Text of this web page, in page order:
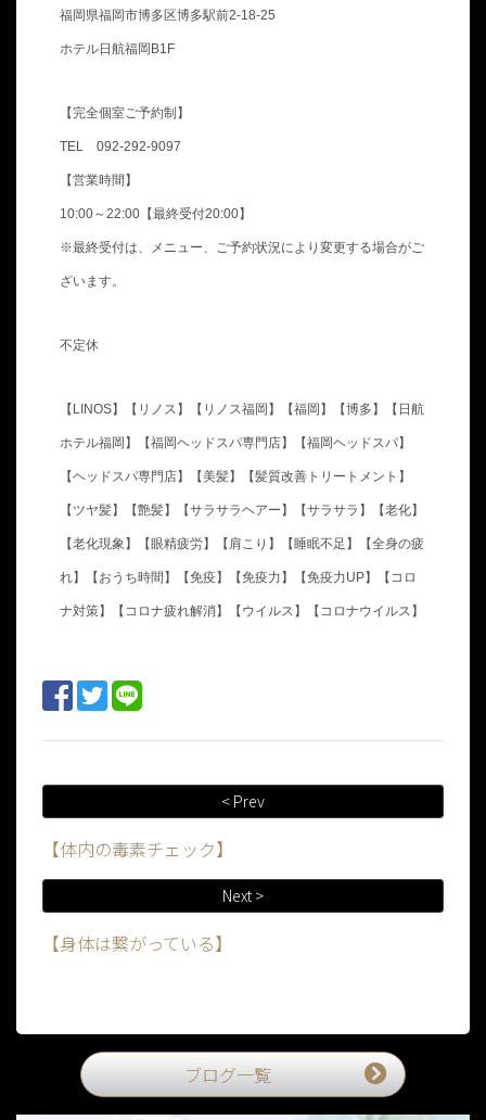
福岡県福岡市博多区博多駅前2-18-25
ホテル日航福岡B1F
【完全個室ご予約制】
TEL 092-292-9097
【営業時間】
10:00～22:00【最終受付20:00】
※最終受付は、メニュー、ご予約状況により変更する場合がご
ざいます。
不定休
【LINOS】【リノス】【リノス福岡】【福岡】【博多】【日航
ホテル福岡】【福岡ヘッドスパ専門店】【福岡ヘッドスパ】
【ヘッドスパ専門店】【美髪】【髪質改善トリートメント】
【ツヤ髪】【艶髪】【サラサラヘアー】【サラサラ】【老化】
【老化現象】【眼精疲労】【肩こり】【睡眠不足】【全身の疲
れ】【おうち時間】【免疫】【免疫力】【免疫力UP】【コロ
ナ対策】【コロナ疲れ解消】【ウイルス】【コロナウイルス】
< Prev
【体内の毒素チェック】
Next >
【身体は繋がっている】
ブログ一覧